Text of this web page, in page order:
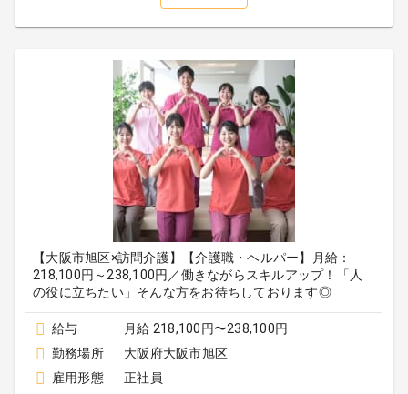
【大阪市旭区×訪問介護】【介護職・ヘルパー】月給：
218,100円～238,100円／働きながらスキルアップ！「人
の役に立ちたい」そんな方をお待ちしております◎
給与
月給 218,100円〜238,100円
勤務場所
大阪府大阪市旭区
雇用形態
正社員